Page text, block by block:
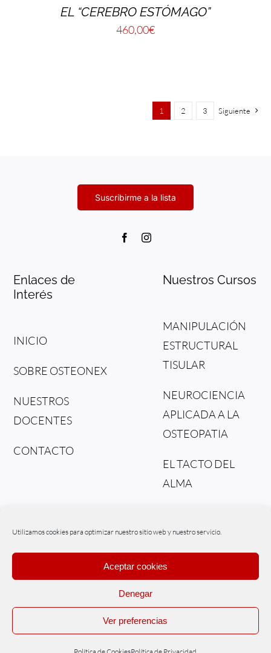
Utilizamos cookies para optimizar nuestro sitio web y nuestro servicio.
Aceptar cookies
Denegar
Ver preferencias
EL “CEREBRO ESTÓMAGO”
460,00€
1 2 3 Siguiente
Enlaces de
Interés
INICIO
SOBRE OSTEONEX
NUESTROS
DOCENTES
CONTACTO
Nuestros Cursos
MANIPULACIÓN
ESTRUCTURAL
TISULAR
NEUROCIENCIA
APLICADA A LA
OSTEOPATIA
EL TACTO DEL
ALMA
FLUIDO
© Copyright – Osteonex | Powered byWIPInternet
Políticas de Cookies|Políticas de Privacidad|Aviso legal|Tratamiento
de datos